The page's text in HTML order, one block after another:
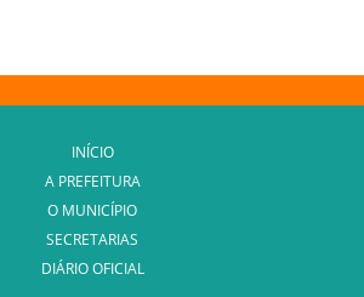
INÍCIO
A PREFEITURA
O MUNICÍPIO
SECRETARIAS
DIÁRIO OFICIAL